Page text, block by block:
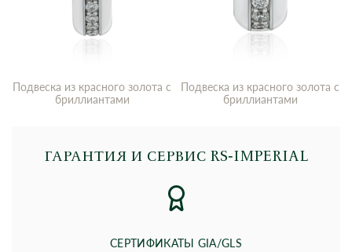
Подвеска из красного золота с
бриллиантами
Подвеска из красного золота с
бриллиантами
ГАРАНТИЯ И СЕРВИС RS‑IMPERIAL
СЕРТИФИКАТЫ GIA/GLS